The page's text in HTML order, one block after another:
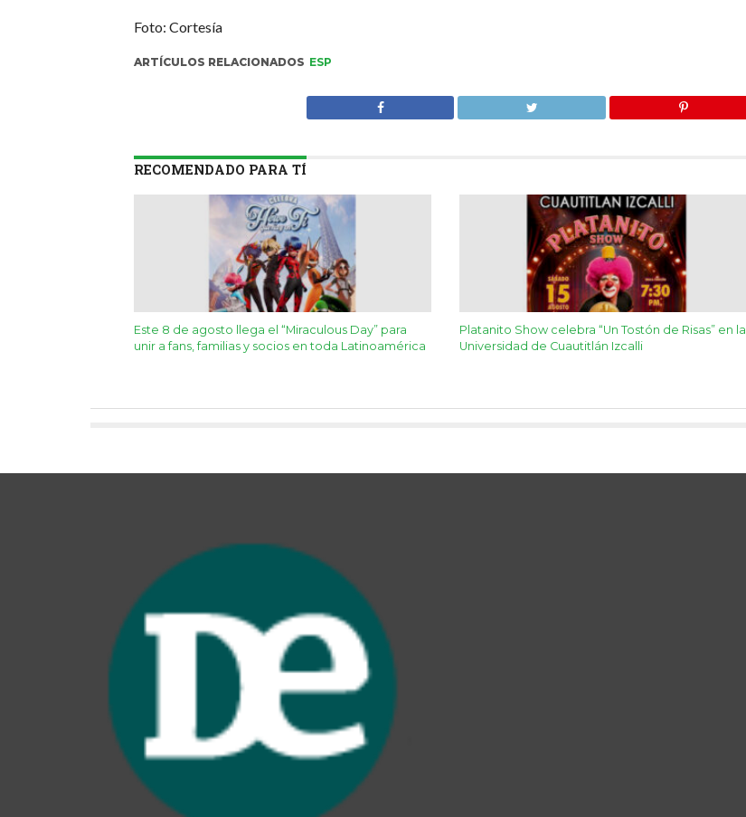
Foto: Cortesía
ARTÍCULOS RELACIONADOS ESP
RECOMENDADO PARA TÍ
Este 8 de agosto llega el “Miraculous Day” para
unir a fans, familias y socios en toda Latinoamérica
Platanito Show celebra “Un Tostón de Risas” en la
Universidad de Cuautitlán Izcalli